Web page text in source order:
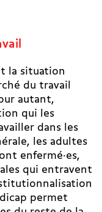
la situation
du travail
autant,
qui les
dans les
les adultes
enfermé·es,
qui entravent
permet